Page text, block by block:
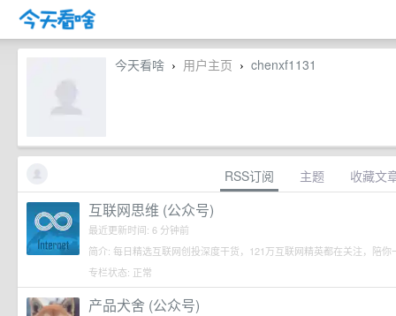
今天看啥 › 用户主页 › chenxf1131
RSS订阅 主题 收藏文
互联网思维 (公众号)
最近更新时间: 6 分钟前
简介: 每日精选互联网创投深度干货，121万互联网精英都在关注，陪你
专栏状态: 正常
产品犬舍 (公众号)